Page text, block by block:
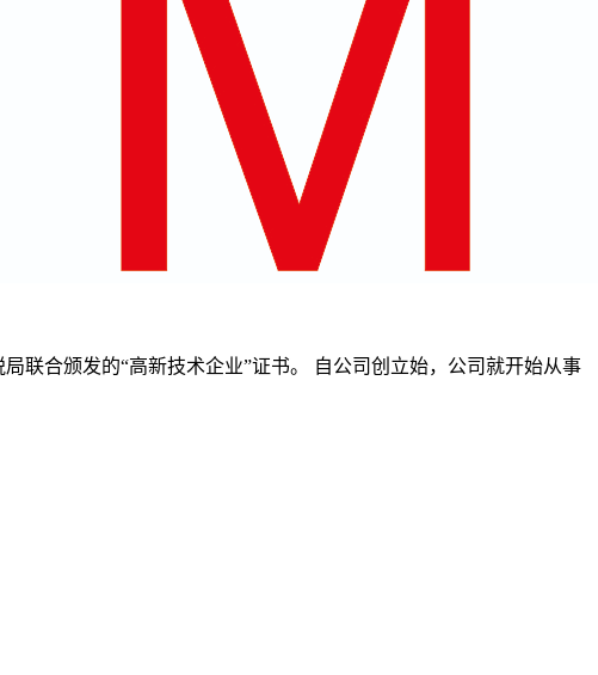
联合颁发的“高新技术企业”证书。 自公司创立始，公司就开始从事